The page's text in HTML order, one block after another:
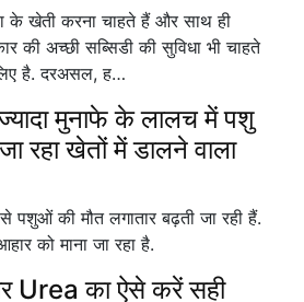
के खेती करना चाहते हैं और साथ ही
की अच्छी सब्सिडी की सुविधा भी चाहते
है. दरअसल, ह…
ज्यादा मुनाफे के लालच में पशु
रहा खेतों में डालने वाला
पशुओं की मौत लगातार बढ़ती जा रही हैं.
को माना जा रहा है.
Urea का ऐसे करें सही